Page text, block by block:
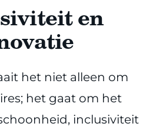
en
het niet alleen om
het gaat om het
inclusiviteit